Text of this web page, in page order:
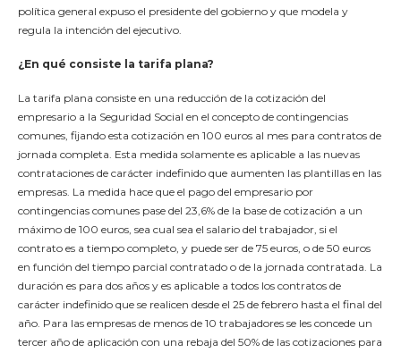
política general expuso el presidente del gobierno y que modela y
regula la intención del ejecutivo.
¿En qué consiste la tarifa plana?
La tarifa plana consiste en una reducción de la cotización del
empresario a la Seguridad Social en el concepto de contingencias
comunes, fijando esta cotización en 100 euros al mes para contratos de
jornada completa. Esta medida solamente es aplicable a las nuevas
contrataciones de carácter indefinido que aumenten las plantillas en las
empresas. La medida hace que el pago del empresario por
contingencias comunes pase del 23,6% de la base de cotización a un
máximo de 100 euros, sea cual sea el salario del trabajador, si el
contrato es a tiempo completo, y puede ser de 75 euros, o de 50 euros
en función del tiempo parcial contratado o de la jornada contratada. La
duración es para dos años y es aplicable a todos los contratos de
carácter indefinido que se realicen desde el 25 de febrero hasta el final del
año. Para las empresas de menos de 10 trabajadores se les concede un
tercer año de aplicación con una rebaja del 50% de las cotizaciones para